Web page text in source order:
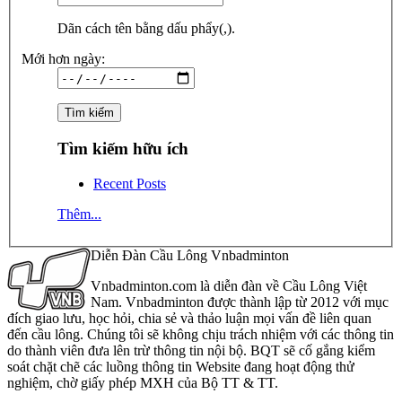
Dãn cách tên bằng dấu phẩy(,).
Mới hơn ngày:
Tìm kiếm hữu ích
Recent Posts
Thêm...
Diễn Đàn Cầu Lông Vnbadminton
Vnbadminton.com là diễn đàn về Cầu Lông Việt
Nam. Vnbadminton được thành lập từ 2012 với mục
đích giao lưu, học hỏi, chia sẻ và thảo luận mọi vấn đề liên quan
đến cầu lông. Chúng tôi sẽ không chịu trách nhiệm với các thông tin
do thành viên đưa lên trừ thông tin nội bộ. BQT sẽ cố gắng kiểm
soát chặt chẽ các luồng thông tin Website đang hoạt động thử
nghiệm, chờ giấy phép MXH của Bộ TT & TT.